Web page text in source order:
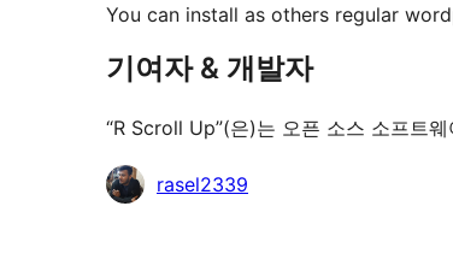
You can install as others regular
기여자 & 개발자
“R Scroll Up”(은)는 오픈 소스 소프트
기
rasel2339